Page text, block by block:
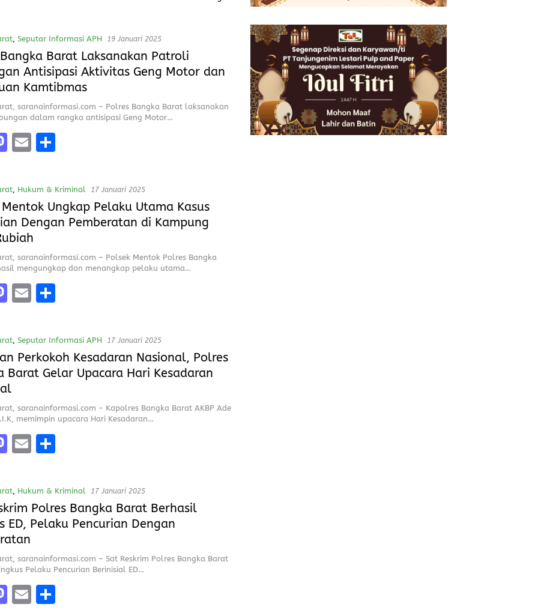
, Seputar Informasi APH 19 Januari 2025
Barat Laksanakan Patroli
Antisipasi Aktivitas Geng Motor dan
Kamtibmas
saranainformasi.com – Polres Bangka Barat laksanakan
dalam rangka antisipasi Geng Motor…
M
o
d
o
n
E
l
S
a
re
, Hukum & Kriminal 17 Januari 2025
Ungkap Pelaku Utama Kasus
Dengan Pemberatan di Kampung
saranainformasi.com – Polsek Mentok Polres Bangka
mengungkap dan menangkap pelaku utama…
M
o
d
o
n
E
l
S
a
re
, Seputar Informasi APH 17 Januari 2025
Perkokoh Kesadaran Nasional, Polres
Barat Gelar Upacara Hari Kesadaran
saranainformasi.com – Kapolres Bangka Barat AKBP Ade
memimpin upacara Hari Kesadaran…
M
o
d
o
n
E
l
S
a
re
, Hukum & Kriminal 17 Januari 2025
Polres Bangka Barat Berhasil
ED, Pelaku Pencurian Dengan
saranainformasi.com – Sat Reskrim Polres Bangka Barat
Pelaku Pencurian Berinisial ED…
M E S